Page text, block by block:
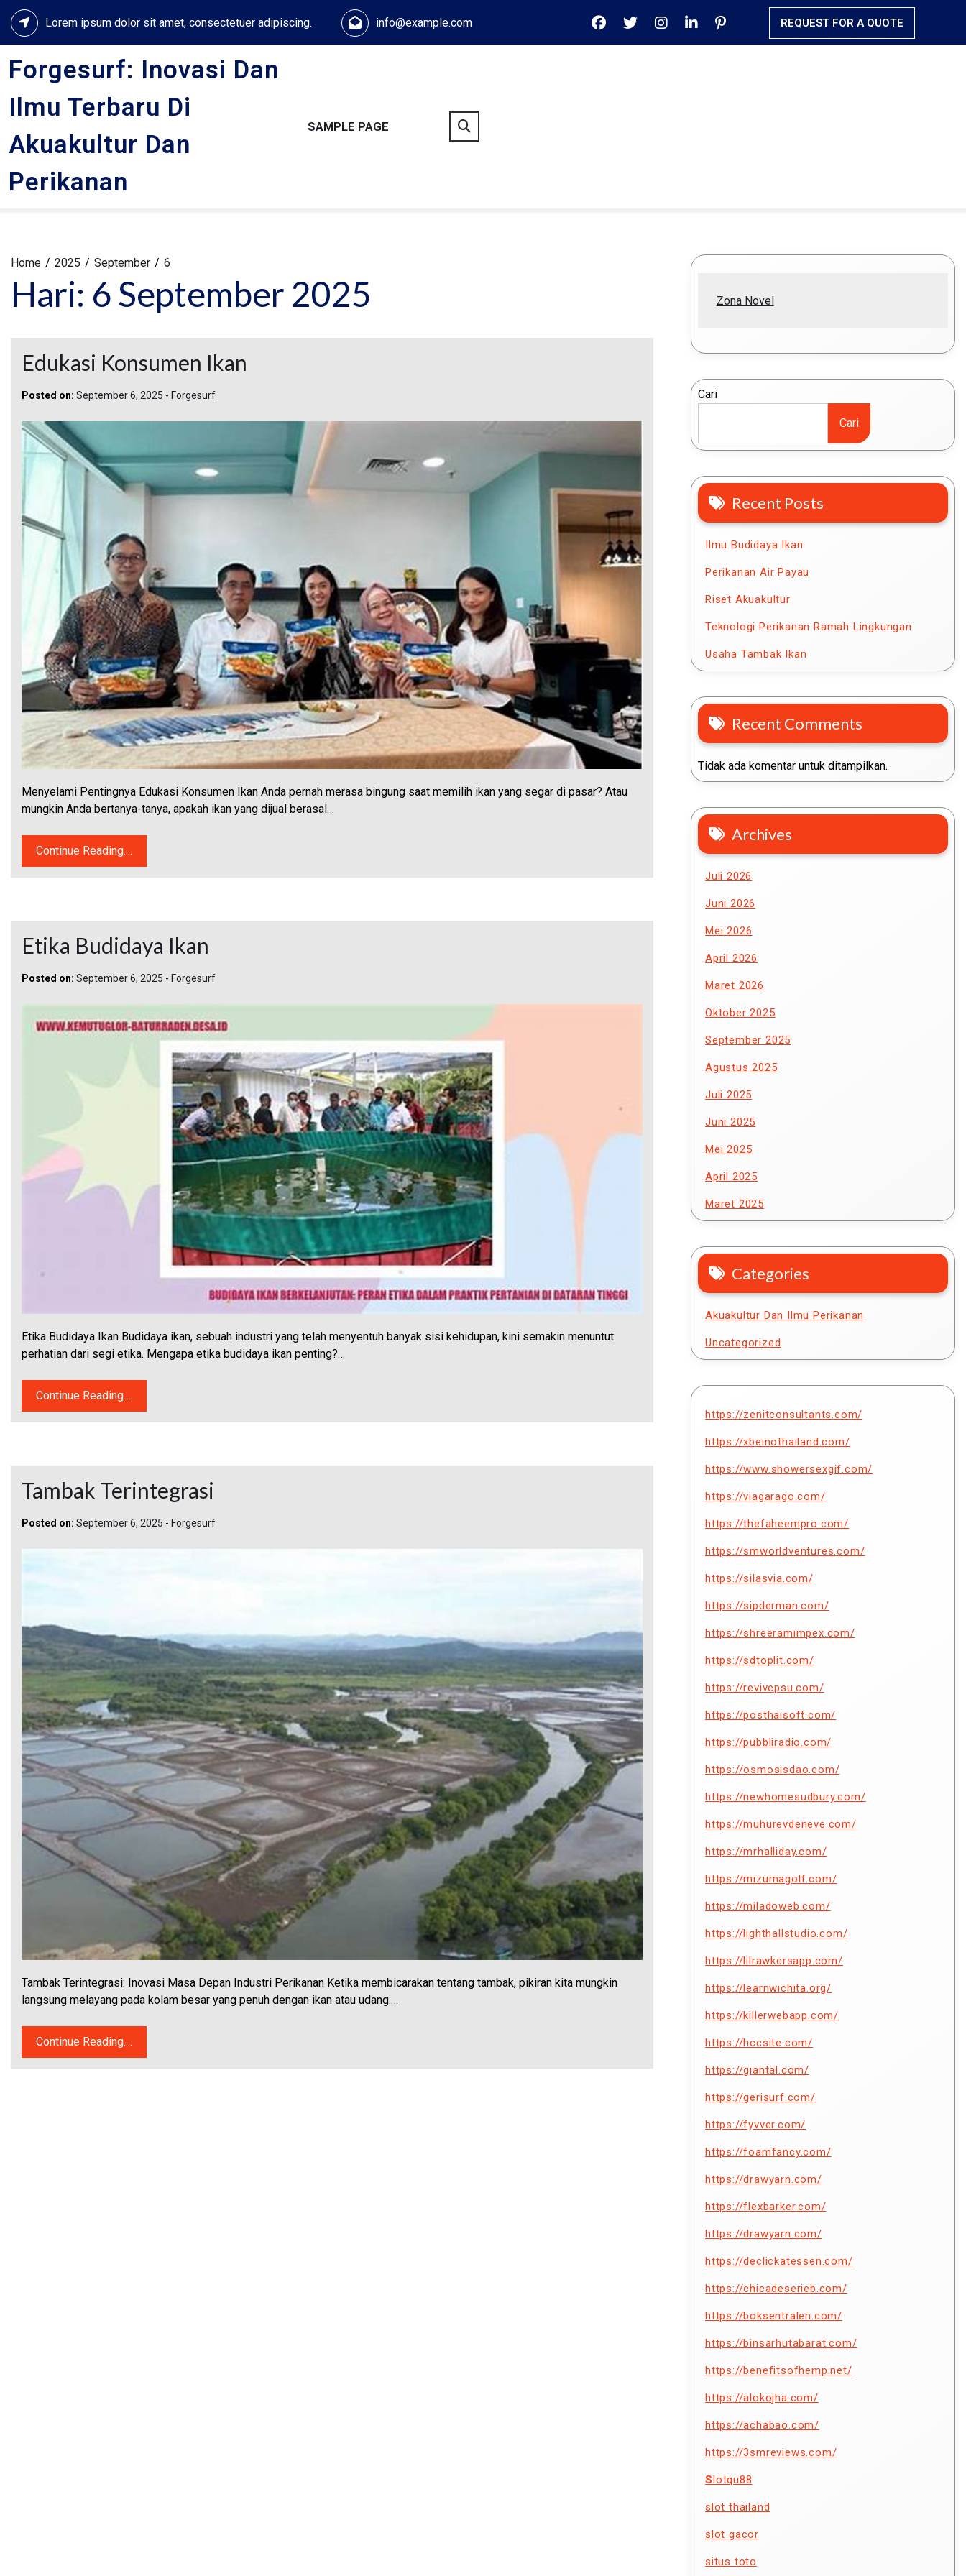
Skip
content
Lorem ipsum dolor sit amet, consectetuer adipiscing. info@example.com REQUEST FOR A QUOTE
Forgesurf: Inovasi Dan
Ilmu Terbaru Di
Akuakultur Dan
Perikanan
SAMPLE PAGE
Home 2025 September 6
Hari: 6 September 2025
Edukasi Konsumen Ikan
Posted on: September 6, 2025 - Forgesurf
Menyelami Pentingnya Edukasi Konsumen Ikan Anda pernah merasa bingung saat memilih ikan yang segar di pasar? Atau
mungkin Anda bertanya-tanya, apakah ikan yang dijual berasal…
Continue Reading....
Etika Budidaya Ikan
Posted on: September 6, 2025 - Forgesurf
Etika Budidaya Ikan Budidaya ikan, sebuah industri yang telah menyentuh banyak sisi kehidupan, kini semakin menuntut
perhatian dari segi etika. Mengapa etika budidaya ikan penting?…
Continue Reading....
Tambak Terintegrasi
Posted on: September 6, 2025 - Forgesurf
Tambak Terintegrasi: Inovasi Masa Depan Industri Perikanan Ketika membicarakan tentang tambak, pikiran kita mungkin
langsung melayang pada kolam besar yang penuh dengan ikan atau udang.…
Continue Reading....
Zona Novel
Cari
Cari
Recent Posts
Ilmu Budidaya Ikan
Perikanan Air Payau
Riset Akuakultur
Teknologi Perikanan Ramah Lingkungan
Usaha Tambak Ikan
Recent Comments
Tidak ada komentar untuk ditampilkan.
Archives
Juli 2026
Juni 2026
Mei 2026
April 2026
Maret 2026
Oktober 2025
September 2025
Agustus 2025
Juli 2025
Juni 2025
Mei 2025
April 2025
Maret 2025
Categories
Akuakultur Dan Ilmu Perikanan
Uncategorized
https://zenitconsultants.com/
https://xbeinothailand.com/
https://www.showersexgif.com/
https://viagarago.com/
https://thefaheempro.com/
https://smworldventures.com/
https://silasvia.com/
https://sipderman.com/
https://shreeramimpex.com/
https://sdtoplit.com/
https://revivepsu.com/
https://posthaisoft.com/
https://pubbliradio.com/
https://osmosisdao.com/
https://newhomesudbury.com/
https://muhurevdeneve.com/
https://mrhalliday.com/
https://mizumagolf.com/
https://miladoweb.com/
https://lighthallstudio.com/
https://lilrawkersapp.com/
https://learnwichita.org/
https://killerwebapp.com/
https://hccsite.com/
https://giantal.com/
https://gerisurf.com/
https://fyvver.com/
https://foamfancy.com/
https://drawyarn.com/
https://flexbarker.com/
https://drawyarn.com/
https://declickatessen.com/
https://chicadeserieb.com/
https://boksentralen.com/
https://binsarhutabarat.com/
https://benefitsofhemp.net/
https://alokojha.com/
https://achabao.com/
https://3smreviews.com/
Slotqu88
slot thailand
slot gacor
situs toto